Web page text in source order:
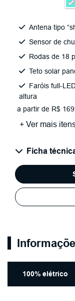
Antena tipo
Sensor de
Rodas de 18
Teto solar
Faróis full-
altura
a partir de R$
+ Ver mais
Ficha
100% elétrico